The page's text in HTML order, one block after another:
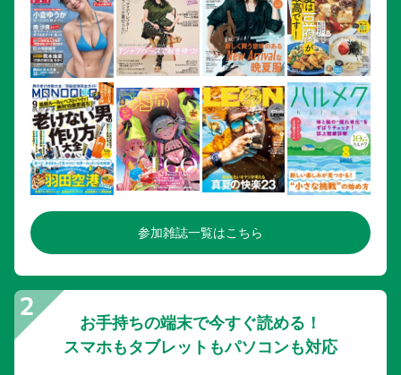
参加雑誌一覧はこちら
お手持ちの端末で今すぐ読める！
スマホもタブレットもパソコンも対応